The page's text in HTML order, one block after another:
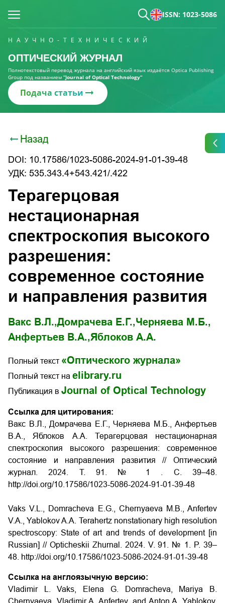
ISSN: 1023-5086
НАУЧНО-ТЕХНИЧЕСКИЙ
ОПТИЧЕСКИЙ ЖУРНАЛ
Полнотекстовый перевод журнала на английский язык издаётся Optica Publishing
Group под названием “Journal of Optical Technology“
Подача статьи
Назад
DOI: 10.17586/1023-5086-2024-91-01-39-48
УДК: 535.343.4+543.421/.422
Терагерцовая
нестационарная
спектроскопия высокого
разрешения:
современное состояние
и направления развития
Вакс В.Л.,Домрачева Е.Г.,Черняева М.Б.,
Анфертьев В.А.,Яблоков А.А.
Полный текст «Оптического журнала»
Полный текст на elibrary.ru
Публикация в Journal of Optical Technology
Ссылка для цитирования:
Вакс В.Л., Домрачева Е.Г., Черняева М.Б., Анфертьев
В.А., Яблоков А.А. Терагерцовая нестационарная
спектроскопия высокого разрешения: современное
состояние и направления развития // Оптический
журнал. 2024. Т. 91. № 1 . С. 39–48.
http://doi.org/10.17586/1023-5086-2024-91-01-39-48
Vaks V.L., Domracheva E.G., Chernyaeva M.B., Anfertev
V.A., Yablokov A.A. Terahertz nonstationary high resolution
spectroscopy: State of art and trends of development [in
Russian] // Opticheskii Zhurnal. 2024. V. 91. № 1. P. 39–
48. http://doi.org/10.17586/1023-5086-2024-91-01-39-48
Ссылка на англоязычную версию:
Vladimir L. Vaks, Elena G. Domracheva, Mariya B.
Chernyaeva, Vladimir A. Anfertev, and Anton A. Yablokov,